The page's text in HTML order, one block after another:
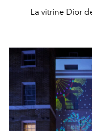
La vitrine Dior